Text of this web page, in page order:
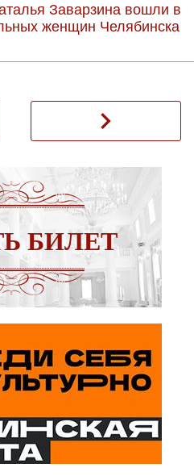
Заварзина вошли в
женщин Челябинска
navigate_next
БИЛЕТ